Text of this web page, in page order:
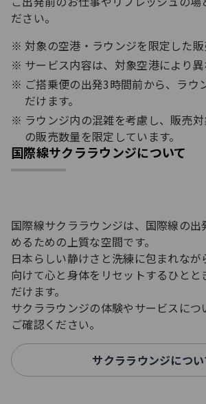
ださい。
対象の空港・ラウンジを限定した販
サービス内容は、対象空港により異
ご搭乗便の出発3時間前から、ラウ
だけます。​
ラウンジ内の混雑を考慮し、販売
の販売数量を限定しています。​
国際線サクララウンジについて
国際線サクララウンジは、国際線の
めるための上質な空間です。
日本らしい静けさと洗練に包まれな
向けて心と身体をリセットするひと
だけます。
サクララウンジの体験やサービスにつ
ご確認ください。
サクララウンジにつ